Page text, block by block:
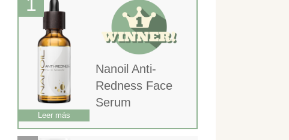
Nanoil Anti-
Redness Face
Serum
Leer más